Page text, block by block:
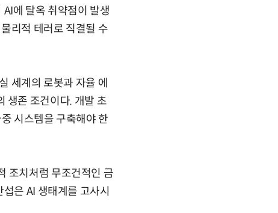
에 탈옥 취약점이 발생
리적 테러로 직결될 수
세계의 로봇과 자율 에
생존 조건이다. 개발 초
시스템을 구축해야 한
조치처럼 무조건적인 금
은 AI 생태계를 고사시